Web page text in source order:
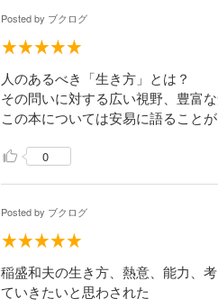
Posted by ブクログ
人のあるべき「生き方」とは？
その問いに対する広い視野、豊富
この本については安易に語ること
0
Posted by ブクログ
稲盛和夫の生き方、熱意、能力、
ていきたいと思わされた